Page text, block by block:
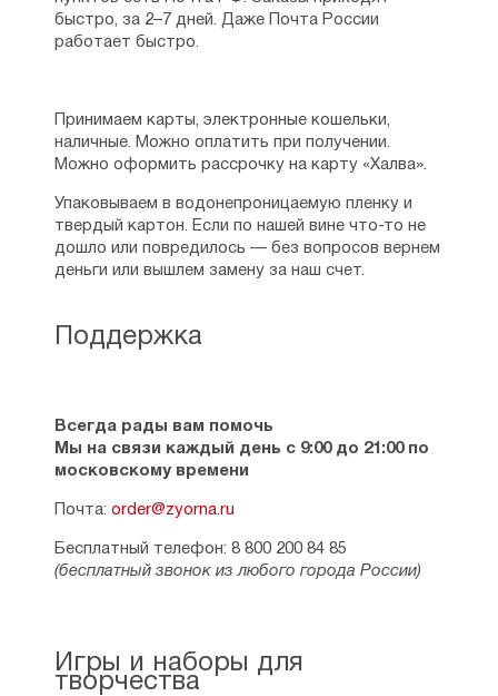
Поддержка
Всегда рады вам помочь
Мы на связи каждый день с 9:00 до 21:00 по
московскому времени
Почта: order@zyorna.ru
Бесплатный телефон: 8 800 200 84 85
(бесплатный звонок из любого города России)
быстро, за 2–7 дней. Даже Почта России
работает быстро.
Принимаем карты, электронные кошельки,
наличные. Можно оплатить при получении.
Можно оформить рассрочку на карту «Халва».
Упаковываем в водонепроницаемую пленку и
твердый картон. Если по нашей вине что-то не
дошло или повредилось — без вопросов вернем
деньги или вышлем замену за наш счет.
Игры и наборы для
творчества